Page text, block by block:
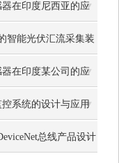
在印度尼西亚的应
智能光伏汇流采集装
在印度某公司的应
系统的设计与应用
总线产品设计